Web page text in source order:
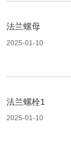
法兰螺母
2025-01-10
法兰螺栓1
2025-01-10